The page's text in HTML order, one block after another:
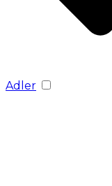
Adler